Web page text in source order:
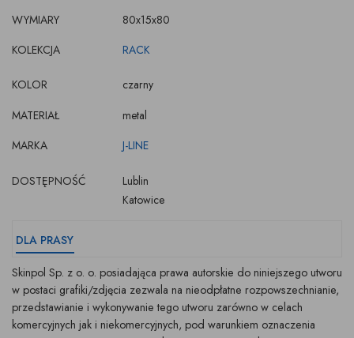
WYMIARY
80x15x80
KOLEKCJA
RACK
KOLOR
czarny
MATERIAŁ
metal
MARKA
J-LINE
DOSTĘPNOŚĆ
Lublin
Katowice
DLA PRASY
Skinpol Sp. z o. o. posiadająca prawa autorskie do niniejszego utworu
w postaci grafiki/zdjęcia zezwala na nieodpłatne rozpowszechnianie,
przedstawianie i wykonywanie tego utworu zarówno w celach
komercyjnych jak i niekomercyjnych, pod warunkiem oznaczenia